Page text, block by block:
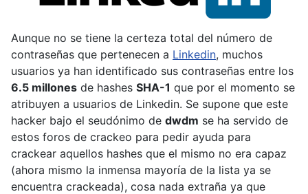
Aunque no se tiene la certeza total del número de
contraseñas que pertenecen a Linkedin, muchos
usuarios ya han identificado sus contraseñas entre los
6.5 millones de hashes SHA-1 que por el momento se
atribuyen a usuarios de Linkedin. Se supone que este
hacker bajo el seudónimo de dwdm se ha servido de
estos foros de crackeo para pedir ayuda para
crackear aquellos hashes que el mismo no era capaz
(ahora mismo la inmensa mayoría de la lista ya se
encuentra crackeada), cosa nada extraña ya que